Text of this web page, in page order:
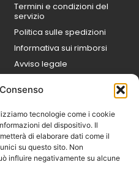
tecnologie come i cookie
del dispositivo. Il
di elaborare dati come il
su questo sito. Non
influire negativamente su alcune
Termini e condizioni del
servizio
Politica sulle spedizioni
Informativa sui rimborsi
Avviso legale
9:00
Sabato 09:00 /
14:00
16:30 /
Domenica